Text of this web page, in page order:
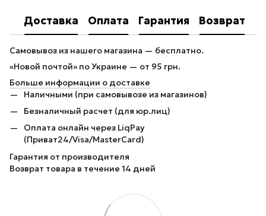
Доставка Оплата Гарантия Возврат
Самовывоз из нашего магазина — бесплатно.
«Новой почтой» по Украине — от 95 грн.
Больше информации о доставке
Наличными (при самовывозе из магазинов)
Безналичный расчет (для юр.лиц)
Оплата онлайн через LiqPay
(Приват24/Visa/MasterCard)
Гарантия от производителя
Возврат товара в течение 14 дней